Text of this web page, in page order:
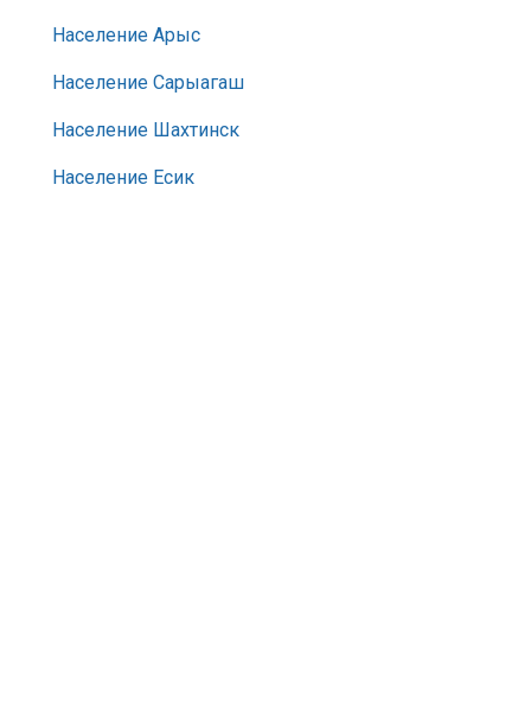
Население Арыс
Население Сарыагаш
Население Шахтинск
Население Есик